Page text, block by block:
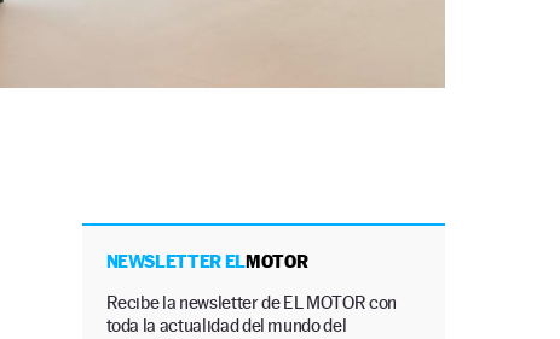
NEWSLETTER ELMOTOR
Recibe la newsletter de EL MOTOR con
toda la actualidad del mundo del